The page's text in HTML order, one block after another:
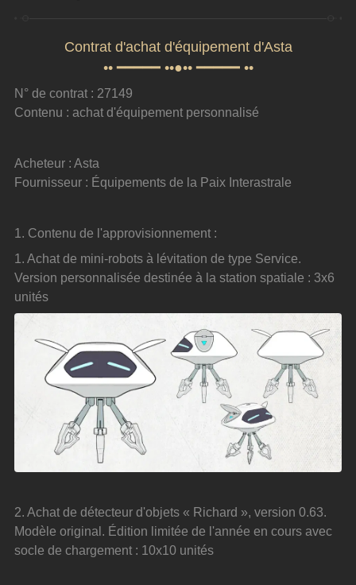
Contrat d'achat d'équipement d'Asta
•• ━━━━━ ••●•• ━━━━━ ••
N° de contrat : 27149
Contenu : achat d'équipement personnalisé
Acheteur : Asta
Fournisseur : Équipements de la Paix Interastrale
1. Contenu de l'approvisionnement :
1. Achat de mini-robots à lévitation de type Service.
Version personnalisée destinée à la station spatiale : 3x6
unités
2. Achat de détecteur d'objets « Richard », version 0.63.
Modèle original. Édition limitée de l'année en cours avec
socle de chargement : 10x10 unités